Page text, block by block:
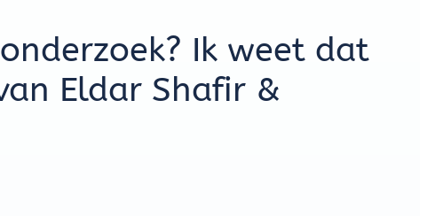
Ik weet dat
Eldar Shafir &